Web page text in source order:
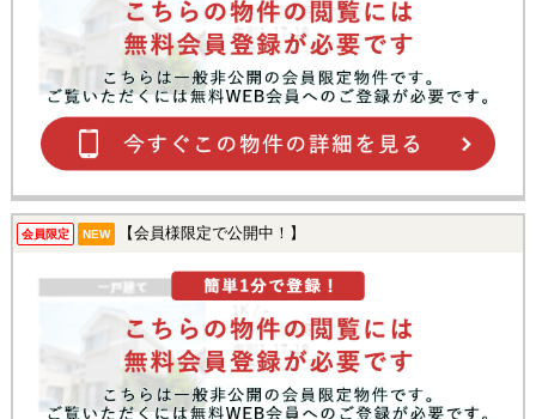
会員限定 NEW 【会員様限定で公開中！】